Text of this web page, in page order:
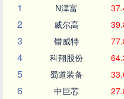
1
N津富
2 威尔高
3 锴威特
4 科翔股份
5 蜀道装备
6 中巨芯